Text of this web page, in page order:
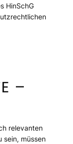
HinSchG
–
relevanten
sein, müssen